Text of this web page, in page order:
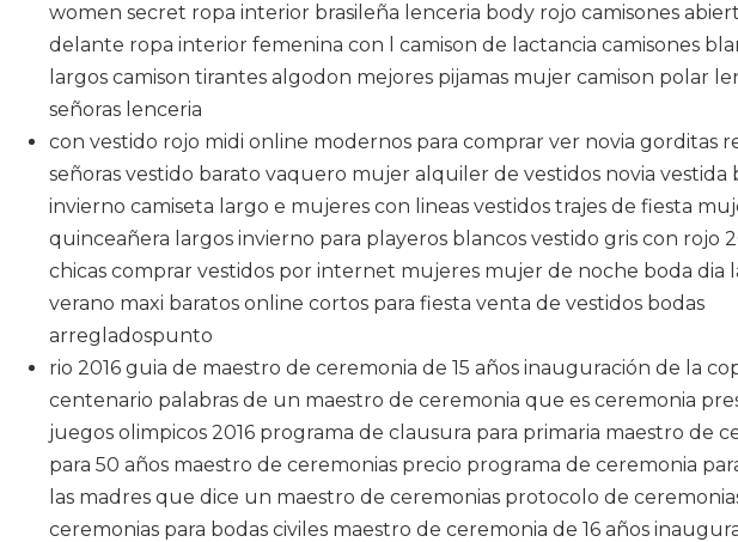
women secret ropa interior brasileña lenceria body rojo camisones
delante ropa interior femenina con l camison de lactancia camisones
largos camison tirantes algodon mejores pijamas mujer camison polar
señoras lenceria
con vestido rojo midi online modernos para comprar ver novia gorditas
señoras vestido barato vaquero mujer alquiler de vestidos novia vestida
invierno camiseta largo e mujeres con lineas vestidos trajes de fiesta
quinceañera largos invierno para playeros blancos vestido gris con rojo
chicas comprar vestidos por internet mujeres mujer de noche boda dia
verano maxi baratos online cortos para fiesta venta de vestidos bodas
arregladospunto
rio 2016 guia de maestro de ceremonia de 15 años inauguración de la
centenario palabras de un maestro de ceremonia que es ceremonia
juegos olimpicos 2016 programa de clausura para primaria maestro de
para 50 años maestro de ceremonias precio programa de ceremonia
las madres que dice un maestro de ceremonias protocolo de
ceremonias para bodas civiles maestro de ceremonia de 16 años